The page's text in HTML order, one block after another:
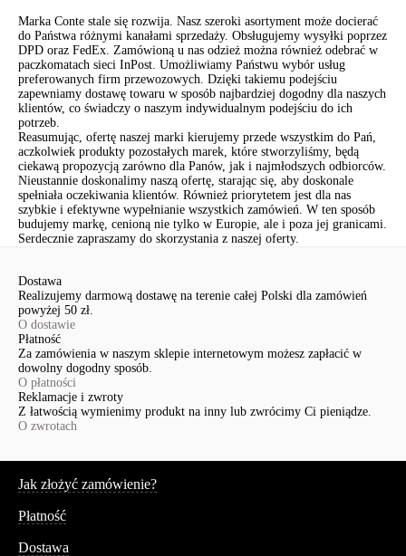
Marka Conte stale się rozwija. Nasz szeroki asortyment może docierać
do Państwa różnymi kanałami sprzedaży. Obsługujemy wysyłki poprzez
DPD oraz FedEx. Zamówioną u nas odzież można również odebrać w
paczkomatach sieci InPost. Umożliwiamy Państwu wybór usług
preferowanych firm przewozowych. Dzięki takiemu podejściu
zapewniamy dostawę towaru w sposób najbardziej dogodny dla naszych
klientów, co świadczy o naszym indywidualnym podejściu do ich
potrzeb.
Reasumując, ofertę naszej marki kierujemy przede wszystkim do Pań,
aczkolwiek produkty pozostałych marek, które stworzyliśmy, będą
ciekawą propozycją zarówno dla Panów, jak i najmłodszych odbiorców.
Nieustannie doskonalimy naszą ofertę, starając się, aby doskonale
spełniała oczekiwania klientów. Również priorytetem jest dla nas
szybkie i efektywne wypełnianie wszystkich zamówień. W ten sposób
budujemy markę, cenioną nie tylko w Europie, ale i poza jej granicami.
Serdecznie zapraszamy do skorzystania z naszej oferty.
Dostawa
Realizujemy darmową dostawę na terenie całej Polski dla zamówień
powyżej 50 zł.
O dostawie
Płatność
Za zamówienia w naszym sklepie internetowym możesz zapłacić w
dowolny dogodny sposób.
O płatności
Reklamacje i zwroty
Z łatwością wymienimy produkt na inny lub zwrócimy Ci pieniądze.
O zwrotach
Jak złożyć zamówienie?
Płatność
Dostawa